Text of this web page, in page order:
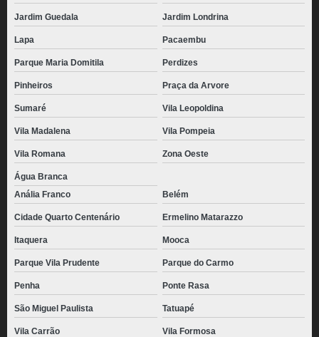
Jardim Guedala Jardim Londrina
Lapa Pacaembu
Parque Maria Domitila Perdizes
Pinheiros Praça da Arvore
Sumaré Vila Leopoldina
Vila Madalena Vila Pompeia
Vila Romana Zona Oeste
Água Branca
Anália Franco
Belém
Cidade Quarto Centenário Ermelino Matarazzo
Itaquera Mooca
Parque Vila Prudente Parque do Carmo
Penha Ponte Rasa
São Miguel Paulista Tatuapé
Vila Carrão Vila Formosa